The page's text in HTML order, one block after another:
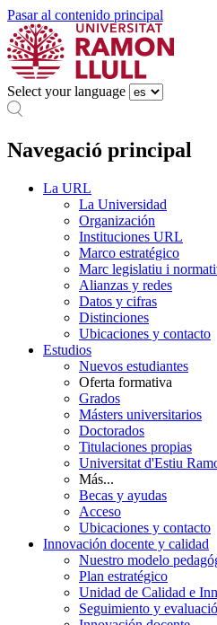
Pasar al contenido principal
Select your language
Navegació principal
La URL
La Universidad
Organización
Instituciones URL
Marco estratégico
Marc legislatiu i
Alianzas y redes
Datos y cifras
Distinciones
Ubicaciones y contacto
Estudios
Nuevos estudiantes
Oferta formativa
Grados
Másters universitarios
Doctorados
Titulaciones propias
Universitat d'Estiu
Más...
Becas y ayudas
Acceso
Ubicaciones y contacto
Innovación docente y calidad
Nuestro modelo
Plan estratégico
Unidad de Calidad e
Seguimiento y